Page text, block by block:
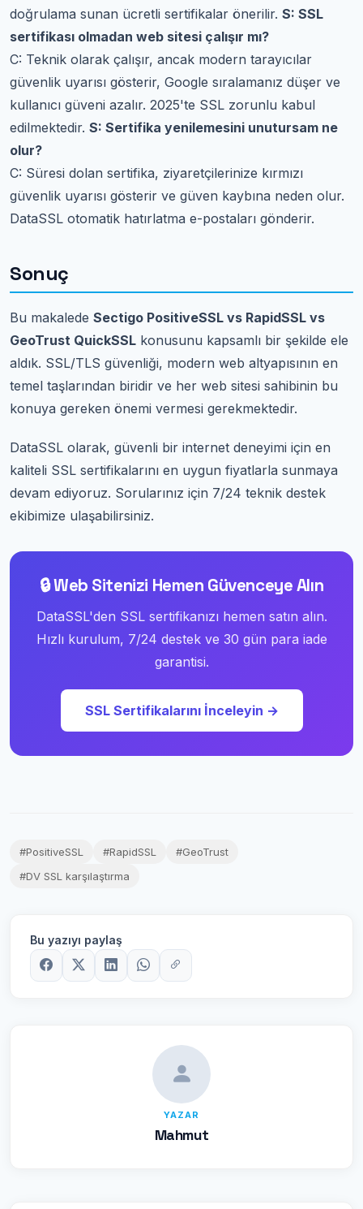
doğrulama sunan ücretli sertifikalar önerilir. S: SSL
sertifikası olmadan web sitesi çalışır mı?
C: Teknik olarak çalışır, ancak modern tarayıcılar
güvenlik uyarısı gösterir, Google sıralamanız düşer ve
kullanıcı güveni azalır. 2025'te SSL zorunlu kabul
edilmektedir. S: Sertifika yenilemesini unutursam ne
olur?
C: Süresi dolan sertifika, ziyaretçilerinize kırmızı
güvenlik uyarısı gösterir ve güven kaybına neden olur.
DataSSL otomatik hatırlatma e-postaları gönderir.
Sonuç
Bu makalede Sectigo PositiveSSL vs RapidSSL vs
GeoTrust QuickSSL konusunu kapsamlı bir şekilde ele
aldık. SSL/TLS güvenliği, modern web altyapısının en
temel taşlarından biridir ve her web sitesi sahibinin bu
konuya gereken önemi vermesi gerekmektedir.
DataSSL olarak, güvenli bir internet deneyimi için en
kaliteli SSL sertifikalarını en uygun fiyatlarla sunmaya
devam ediyoruz. Sorularınız için 7/24 teknik destek
ekibimize ulaşabilirsiniz.
🔒 Web Sitenizi Hemen Güvenceye Alın
DataSSL'den SSL sertifikanızı hemen satın alın.
Hızlı kurulum, 7/24 destek ve 30 gün para iade
garantisi.
SSL Sertifikalarını İnceleyin →
#PositiveSSL #RapidSSL
#GeoTrust
#DV SSL karşılaştırma
Bu yazıyı paylaş
YAZAR
Mahmut